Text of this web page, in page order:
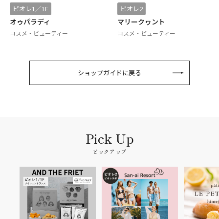
ピオレ1／1F
オゥパラディ
コスメ・ビューティー
ピオレ2
マリークヮント
コスメ・ビューティー
ショップガイドに戻る
ピックアップ